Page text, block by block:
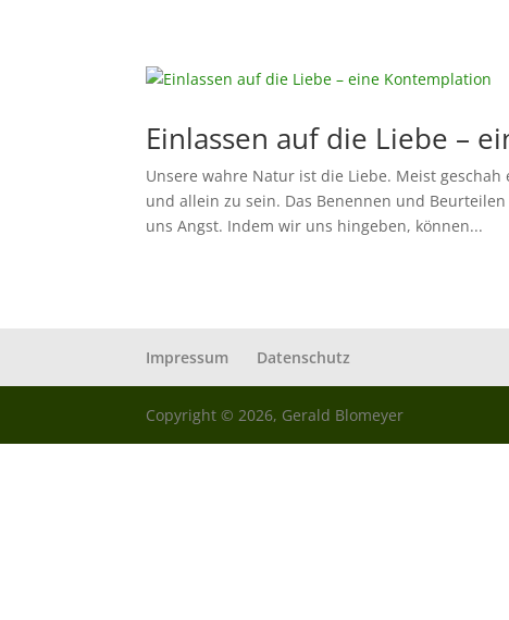
Einlassen auf die Liebe –
Unsere wahre Natur ist die Liebe. Meist
und allein zu sein. Das Benennen und
uns Angst. Indem wir uns hingeben, können...
Impressum Datenschutz
Copyright © 2026, Gerald Blomeyer